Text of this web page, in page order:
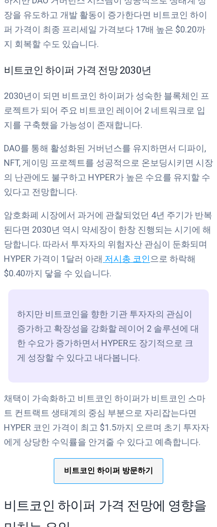
장을 유도하고 개발 활동이 증가한다면 비트코인 하이
퍼 가격이 최종 프리세일 가격보다 17배 높은 $0.20까
지 회복할 수도 있습니다.
비트코인 하이퍼 가격 전망 2030년
2030년이 되면 비트코인 하이퍼가 성숙한 블록체인 프
로젝트가 되어 주요 비트코인 레이어 2 네트워크로 입
지를 구축했을 가능성이 존재합니다.
DAO를 통해 활성화된 거버넌스를 유지하면서 디파이,
NFT, 게이밍 프로젝트를 성공적으로 온보딩시키면 시장
의 난관에도 불구하고 HYPER가 높은 수요를 유지할 수
있다고 전망합니다.
암호화폐 시장에서 과거에 관찰되었던 4년 주기가 반복
된다면 2030년 역시 약세장이 한창 진행되는 시기에 해
당합니다. 따라서 투자자의 위험자산 관심이 둔화되며
HYPER 가격이 1달러 아래 저시총 코인으로 하락해
$0.40까지 닿을 수 있습니다.
하지만 비트코인을 향한 기관 투자자의 관심이
증가하고 확장성을 강화할 레이어 2 솔루션에 대
한 수요가 증가하면서 HYPER도 장기적으로 크
게 성장할 수 있다고 내다봅니다.
채택이 가속화하고 비트코인 하이퍼가 비트코인 스마
트 컨트랙트 생태계의 중심 부분으로 자리잡는다면
HYPER 코인 가격이 최고 $1.5까지 오르며 초기 투자자
에게 상당한 수익률을 안겨줄 수 있다고 예측합니다.
비트코인 하이퍼 방문하기
비트코인 하이퍼 가격 전망에 영향을